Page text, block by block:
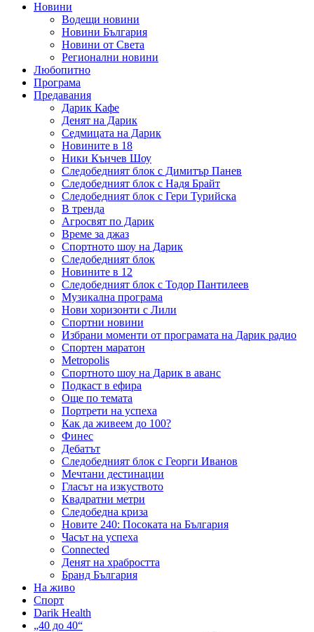
Новини
Водещи новини
Новини България
Новини от Света
Регионални новини
Любопитно
Програма
Предавания
Дарик Кафе
Денят на Дарик
Седмицата на Дарик
Новините в 18
Ники Кънчев Шоу
Следобедният блок с Димитър Панев
Следобедният блок с Надя Брайт
Следобедният блок с Гери Турийска
В тренда
Агросвят по Дарик
Време за джаз
Спортното шоу на Дарик
Следобедният блок
Новините в 12
Следобедният блок с Тодор Пантилеев
Музикална програма
Нови хоризонти с Лили
Спортни новини
Избрани моменти от програмата на Дарик радио
Спортен маратон
Metropolis
Спортното шоу на Дарик в аванс
Подкаст в ефира
Още по темата
Портрети на успеха
Как да живеем до 100?
Финес
Дебатът
Следобедният блок с Георги Иванов
Мечтани дестинации
Гласът на изкуството
Квадратни метри
Следобедна криза
Новите 240: Посоката на България
Часът на успеха
Connected
Денят на храбростта
Бранд България
На живо
Спорт
Darik Health
„40 до 40“